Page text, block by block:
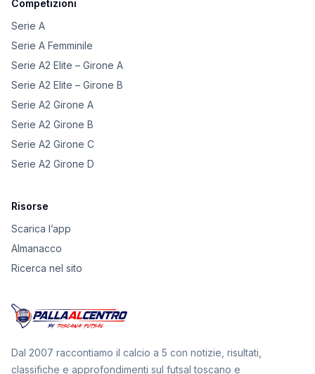
Competizioni
Serie A
Serie A Femminile
Serie A2 Elite – Girone A
Serie A2 Elite – Girone B
Serie A2 Girone A
Serie A2 Girone B
Serie A2 Girone C
Serie A2 Girone D
Risorse
Scarica l’app
Almanacco
Ricerca nel sito
Dal 2007 raccontiamo il calcio a 5 con notizie, risultati,
classifiche e approfondimenti sul futsal toscano e